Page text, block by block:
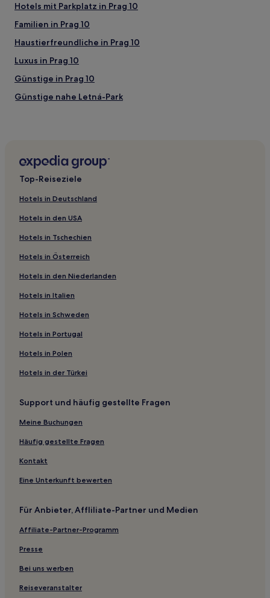
Hotels mit Parkplatz in Prag 10
Familien in Prag 10
Haustierfreundliche in Prag 10
Luxus in Prag 10
Günstige in Prag 10
Günstige nahe Letná-Park
Haustierfreundliche nahe Nerudova-Straße
Boutique- nahe Schützeninsel
Haustierfreundliche nahe Schützeninsel
Familien in Prag 4
Luxus in Prag 4
Hotels mit Wellnessbereich in Prag 4
Haustierfreundliche in Prag 4
Haustierfreundliche in Prag
Familien in Prag
Lgbtqia-Freundliche in Prag
Günstige nahe Celetná
Familien in Prag 5
Haustierfreundliche in Prag 5
Hotels mit Wellnessbereich in Prag 5
Haustierfreundliche in Prag 7
Familien nahe Children’s Island
Familien in Prag 6
Hotels mit inbegriffenem Frühstück in Prag 6
Haustierfreundliche in Prag 6
Familien in Prag 3
Haustierfreundliche in Prag 3
Hotels mit inbegriffenem Frühstück in Prag 3
Top-Reiseziele
Hotels in Deutschland
Hotels in den USA
Hotels in Tschechien
Hotels in Österreich
Hotels in den Niederlanden
Hotels in Italien
Hotels in Schweden
Hotels in Portugal
Hotels in Polen
Hotels in der Türkei
Support und häufig gestellte Fragen
Meine Buchungen
Häufig gestellte Fragen
Kontakt
Eine Unterkunft bewerten
Für Anbieter, Affliliate-Partner und Medien
Affiliate-Partner-Programm
Presse
Bei uns werben
Reiseveranstalter